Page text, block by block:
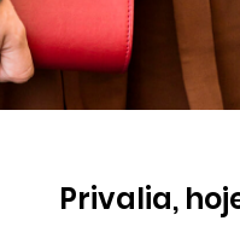
Privalia,